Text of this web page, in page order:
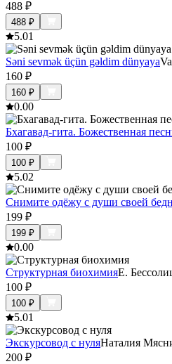
488 ₽
488 ₽
5.01
Səni sevmək üçün gəldim dünyaya
160 ₽
160 ₽
0.00
Бхагавад-гита. Божественная
100 ₽
100 ₽
5.02
Снимите одёжу с души своей
199 ₽
199 ₽
0.00
Структурная биохимияЕ.
100 ₽
100 ₽
5.01
Экскурсовод с нуляНаталия
200 ₽